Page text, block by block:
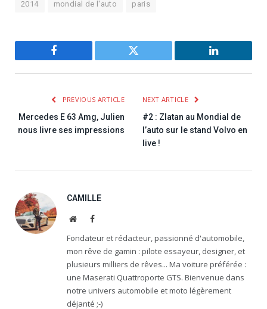
2014 mondial de l'auto paris
Facebook Twitter LinkedIn
PREVIOUS ARTICLE
Mercedes E 63 Amg, Julien
nous livre ses impressions
NEXT ARTICLE
#2 : Zlatan au Mondial de
l’auto sur le stand Volvo en
live !
CAMILLE
WebsiteFacebook
Fondateur et rédacteur, passionné d'automobile,
mon rêve de gamin : pilote essayeur, designer, et
plusieurs milliers de rêves... Ma voiture préférée :
une Maserati Quattroporte GTS. Bienvenue dans
notre univers automobile et moto légèrement
déjanté ;-)